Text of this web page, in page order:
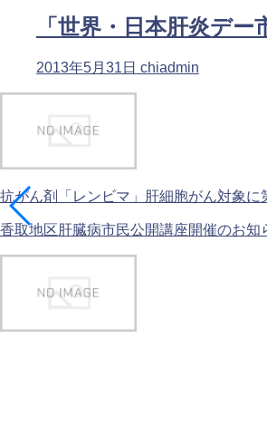
「世界・日本肝炎デ
2013年5月31日 chiadmin
抗がん剤「レンビマ」肝細胞がん対象
香取地区肝臓病市民公開講座開催のお知